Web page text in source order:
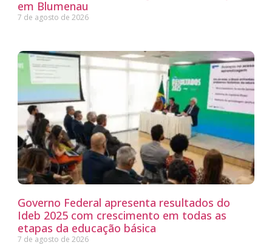
em Blumenau
7 de agosto de 2026
Governo Federal apresenta resultados do
Ideb 2025 com crescimento em todas as
etapas da educação básica
7 de agosto de 2026